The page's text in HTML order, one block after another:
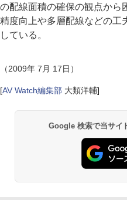
の配線面積の確保の観点から
精度向上や多層配線などの工
している。
（2009年 7月 17日）
[AV Watch編集部 大類洋輔]
Google 検索で当サイ